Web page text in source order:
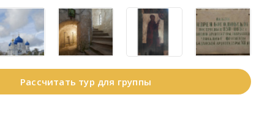
Рассчитать тур для группы